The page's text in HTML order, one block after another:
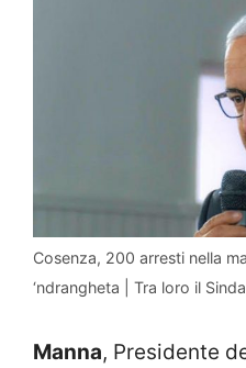
Cosenza, 200 arresti nella
‘ndrangheta | Tra loro il
Manna, Presidente